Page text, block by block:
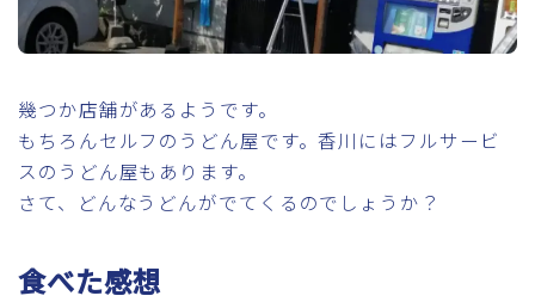
幾つか店舗があるようです。
もちろんセルフのうどん屋です。香川にはフルサービ
スのうどん屋もあります。
さて、どんなうどんがでてくるのでしょうか？
食べた感想